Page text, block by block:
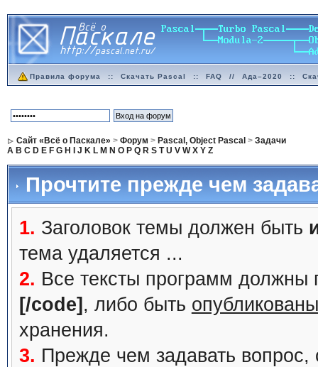
Правила форума :: Скачать Pascal :: FAQ // Ада–2020 ::
Сайт «Всё о Паскале» > Форум > Pascal, Object Pascal > Задачи
A B C D E F G H J K L M N O P Q R S T U V W X Y Z
Прочтите прежде чем
1. Заголовок темы должен быть
тема удаляется ...
2. Все тексты программ должны
[/code] , либо быть
хранения.
3. Прежде чем задавать вопрос,